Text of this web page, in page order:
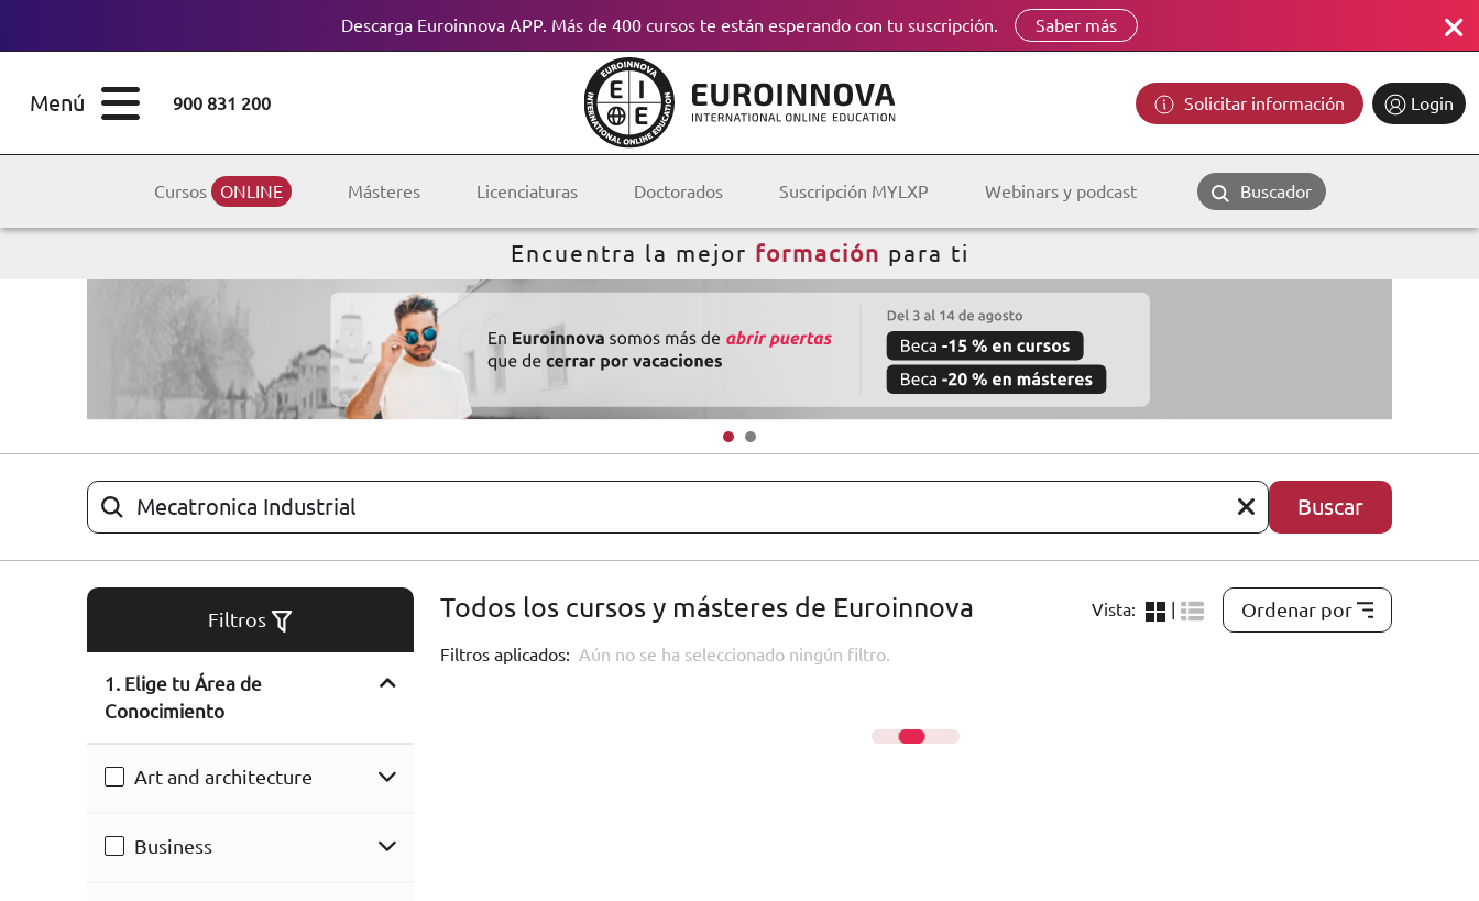
Descarga Euroinnova APP. Más de 400 cursos te están esperando con tu suscripción. Saber más
Menú 900 831 200 Solicitar información Login
EDUCATIVOS
ARTÍCULOS
ORIENTACIÓN
CONTACTO ES
(+34)958 050 200(gratuito en
ESTUDIOS
Licenciaturas
Doctorados
Maestría
Diplomados
Certificados de
Profesionalidad
Cursos ONLINE Másteres Licenciaturas Doctorados Suscripción MYLXP Webinars y podcast Buscador
Encuentra la mejor formación para ti
Buscar
Filtros
1. Elige tu Área de
Conocimiento
Art and architecture
Business
Todos los cursos y másteres de Euroinnova Vista: Ordenar por
Filtros aplicados: Aún no se ha seleccionado ningún filtro.